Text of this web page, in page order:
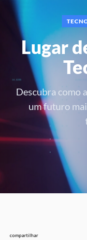
Lugar
Descubra como
um futuro
compartilhar